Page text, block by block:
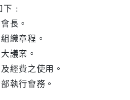
﹕
長。
織章程。
議案。
經費之使用。
執行會務。